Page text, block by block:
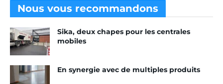
A lire aussi : Michèle Duval rejoint Sika France
En tant qu’ambassadeur, Antoine Dupont sera
présent aux côtés du groupe jusqu’au 31
décembre 2023. D’ailleurs, la nouvelle étoile
montante du rugby ne cache pas son plaisir de
rejoindre le groupe.
Nous vous recommandons
Sika, deux chapes pour les centrales
mobiles
En synergie avec de multiples produits